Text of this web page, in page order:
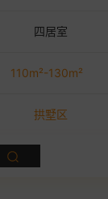
四居室
110m²-130m²
拱墅区